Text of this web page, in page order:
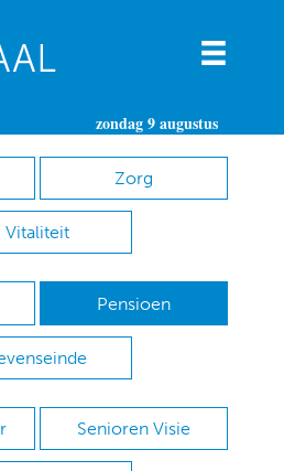
zondag 9 augustus
Zorg
Vitaliteit
Pensioen
Senioren Visie